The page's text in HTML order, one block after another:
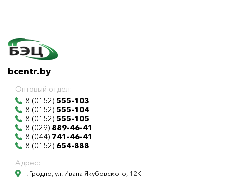
bcentr.by
Оптовый отдел:
8 (0152) 555-103
8 (0152) 555-104
8 (0152) 555-105
8 (029) 889-46-41
8 (044) 741-46-41
8 (0152) 654-888
Адрес:
г. Гродно, ул. Ивана Якубовского, 12К